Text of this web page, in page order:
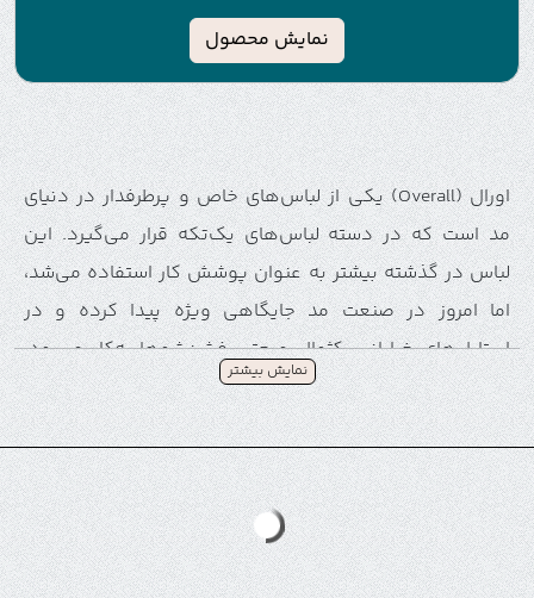
نمایش محصول
اورال (Overall) یکی از لباس‌های خاص و پرطرفدار در دنیای
مد است که در دسته لباس‌های یک‌تکه قرار می‌گیرد. این
لباس در گذشته بیشتر به عنوان پوشش کار استفاده می‌شد،
اما امروز در صنعت مد جایگاهی ویژه پیدا کرده و در
استایل‌های خیابانی، کژوال و حتی فشن‌شوها به‌کار می‌رود.
طراحی دقیق اورال به دلیل یک‌تکه بودن آن اهمیت
دوچندانی دارد؛ چرا که کوچک‌ترین تغییر در برش یا فرم
می‌تواند تأثیر بزرگی بر استایل نهایی بگذارد. در همین راستا،
فلت لایه باز اورالبه‌عنوان یک ابزار کلیدی برای طراحان لباس
عمل می‌کند.
نمایش بیشتر